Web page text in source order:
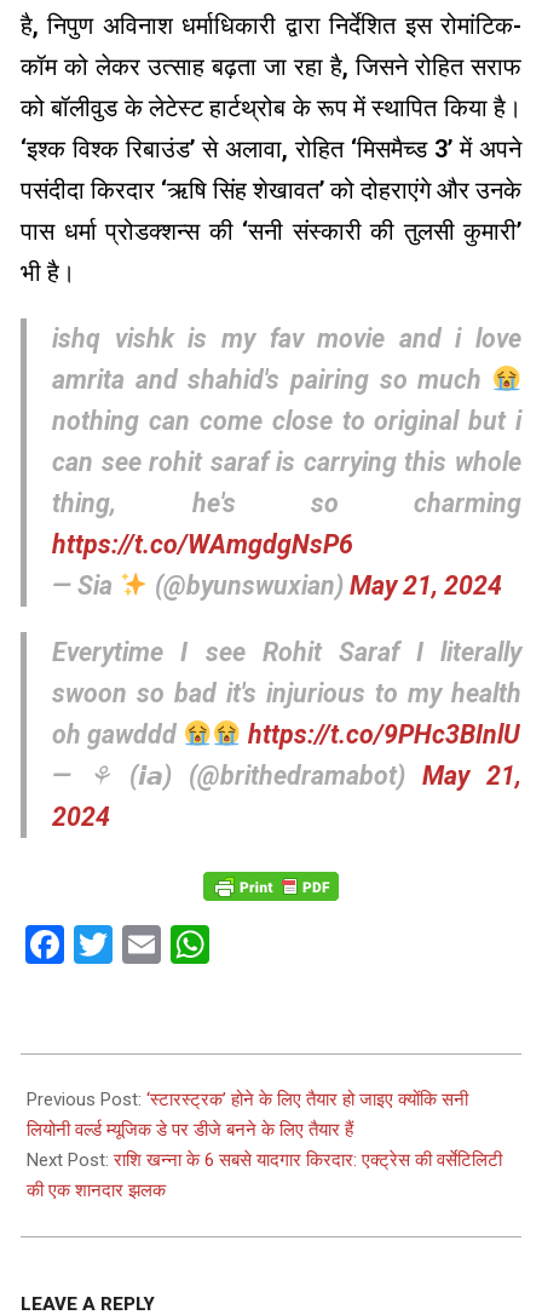
है, निपुण अविनाश धर्माधिकारी द्वारा निर्देशित इस रोमांटिक-
कॉम को लेकर उत्साह बढ़ता जा रहा है, जिसने रोहित सराफ
को बॉलीवुड के लेटेस्ट हार्टथ्रोब के रूप में स्थापित किया है।
‘इश्क विश्क रिबाउंड’ से अलावा, रोहित ‘मिसमैच्ड 3’ में अपने
पसंदीदा किरदार ‘ऋषि सिंह शेखावत’ को दोहराएंगे और उनके
पास धर्मा प्रोडक्शन्स की ‘सनी संस्कारी की तुलसी कुमारी’
भी है।
ishq vishk is my fav movie and i love
amrita and shahid's pairing so much
nothing can come close to original but i
can see rohit saraf is carrying this whole
thing, he's so charming
https://t.co/WAmgdgNsP6
— Sia
(@byunswuxian) May 21, 2024
Everytime I see Rohit Saraf I literally
swoon so bad it's injurious to my health
oh gawddd
https://t.co/9PHc3BInlU
— ⚘ (𝙞𝙖) (@brithedramabot) May 21,
2024
Facebook
Twitter
Email
05-
22
Previous Post: ‘स्टारस्ट्रक’ होने के लिए तैयार हो जाइए क्योंकि सनी
लियोनी वर्ल्ड म्यूजिक डे पर डीजे बनने के लिए तैयार हैं
Next Post:राशि खन्ना के 6 सबसे यादगार किरदार: एक्ट्रेस की वर्सेटिलिटी
की एक शानदार झलक
LEAVE A REPLY